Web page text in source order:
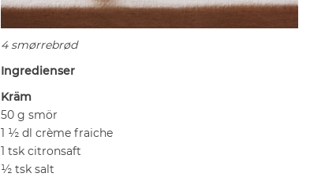
4 smørrebrød
Ingredienser
Kräm
50 g smör
1 ½ dl crème fraiche
1 tsk citronsaft
½ tsk salt